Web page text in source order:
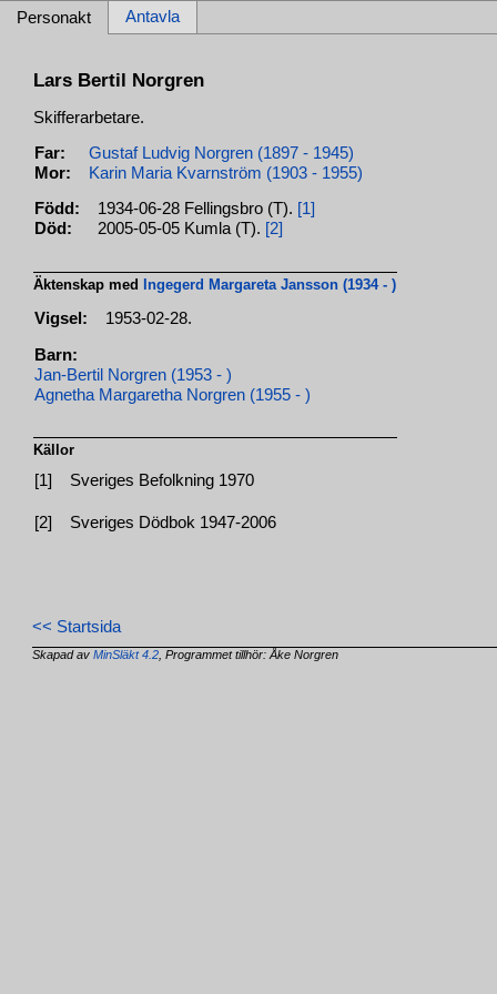
Personakt Antavla
Lars Bertil Norgren
Skifferarbetare.
Far:
Gustaf Ludvig Norgren (1897 - 1945)
Mor:
Karin Maria Kvarnström (1903 - 1955)
Född: 1934-06-28 Fellingsbro (T). [1]
Död:
2005-05-05 Kumla (T). [2]
Äktenskap medIngegerd Margareta Jansson (1934 - )
Vigsel: 1953-02-28.
Barn:
Jan-Bertil Norgren (1953 - )
Agnetha Margaretha Norgren (1955 - )
Källor
[1] Sveriges Befolkning 1970
[2] Sveriges Dödbok 1947-2006
<< Startsida
Skapad avMinSläkt 4.2 , Programmet tillhör: Åke Norgren